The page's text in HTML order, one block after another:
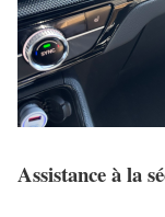
Assistance à la